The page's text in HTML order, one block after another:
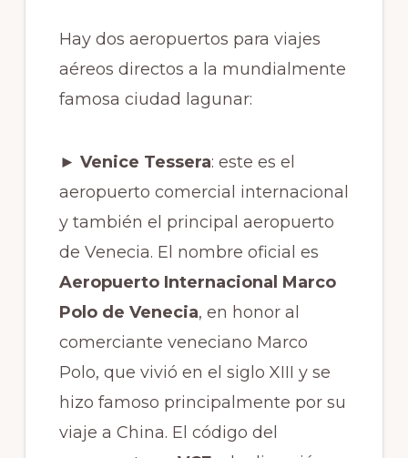
Hay dos aeropuertos para viajes
aéreos directos a la mundialmente
famosa ciudad lagunar:
► Venice Tessera: este es el
aeropuerto comercial internacional
y también el principal aeropuerto
de Venecia. El nombre oficial es
Aeropuerto Internacional Marco
Polo de Venecia, en honor al
comerciante veneciano Marco
Polo, que vivió en el siglo XIII y se
hizo famoso principalmente por su
viaje a China. El código del